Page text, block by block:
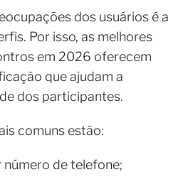
dos usuários é a
Por isso, as melhores
em 2026 oferecem
que ajudam a
dos participantes.
comuns estão:
de telefone;